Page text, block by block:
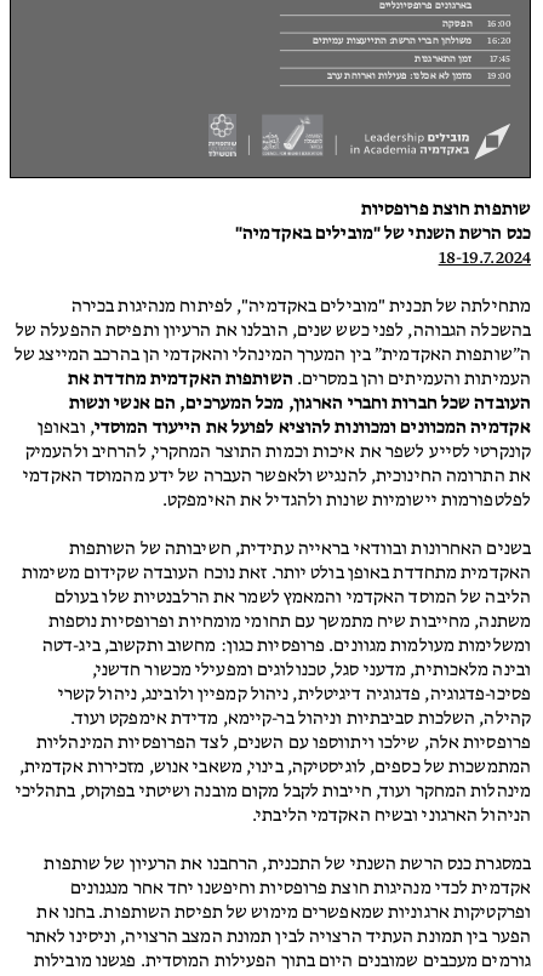
שותפות חוצת פרופסיות
כנס הרשת השנתי של "מובילים באקדמיה"
18-19.7.2024
מתחילתה של תכנית "מובילים באקדמיה", לפיתוח מנהיגות בכירה
בהשכלה הגבוהה, לפני כשש שנים, הובלנו את הרעיון ותפיסת ההפעלה של
ה״שותפות האקדמית״ בין המערך המינהלי והאקדמי הן בהרכב המייצג של
העמיתות והעמיתים והן במסרים. השותפות האקדמית מחדדת את
העובדה שכל חברות וחברי הארגון, מכל המערכים, הם אנשי ונשות
אקדמיה המכוונים ומכוונות להוציא לפועל את הייעוד המוסדי, ובאופן
קונקרטי לסייע לשפר את איכות וכמות התוצר המחקרי, להרחיב ולהעמיק
את התרומה החינוכית, להנגיש ולאפשר העברה של ידע מהמוסד האקדמי
לפלטפורמות יישומיות שונות ולהגדיל את האימפקט.
בשנים האחרונות ובוודאי בראייה עתידית, חשיבותה של השותפות
האקדמית מתחדדת באופן בולט יותר. זאת נוכח העובדה שקידום משימות
הליבה של המוסד האקדמי והמאמץ לשמר את הרלבנטיות שלו בעולם
משתנה, מחייבות שיח מתמשך עם תחומי מומחיות ופרופסיות נוספות
ומשלימות מעולמות מגוונים. פרופסיות כגון: מחשוב ותקשוב, ביג-דטה
ובינה מלאכותית, מדעני סגל, טכנולוגים ומפעילי מכשור חדשני,
פסיכו-פדגוגיה, פדגוגיה דיגיטלית, ניהול קמפיין ולובינג, ניהול קשרי
קהילה, השלכות סביבתיות וניהול בר-קיימא, מדידת אימפקט ועוד.
פרופסיות אלה, שילכו ויתווספו עם השנים, לצד הפרופסיות המינהליות
המתמשכות של כספים, לוגיסטיקה, בינוי, משאבי אנוש, מזכירות אקדמית,
מינהלות המחקר ועוד, חייבות לקבל מקום מובנה ושיטתי בפוקוס, בתהליכי
הניהול הארגוני ובשיח האקדמי הליבתי.
במסגרת כנס הרשת השנתי של התכנית, הרחבנו את הרעיון של שותפות
אקדמית לכדי מנהיגות חוצת פרופסיות וחיפשנו יחד אחר מנגנונים
ופרקטיקות ארגוניות שמאפשרים מימוש של תפיסת השותפות. בחנו את
הפער בין תמונת העתיד הרצויה לבין תמונת המצב הרצויה, וניסינו לאתר
גורמים מעכבים שמובנים היום בתוך הפעילות המוסדית. פגשנו מובילות